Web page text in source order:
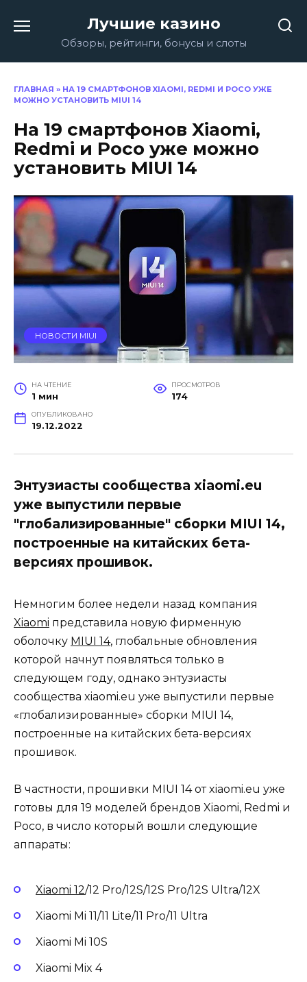
содержанию
Лучшие казино
Обзоры, рейтинги, бонусы и слоты
ГЛАВНАЯ » НА 19 СМАРТФОНОВ XIAOMI, REDMI И POCO УЖЕ
МОЖНО УСТАНОВИТЬ MIUI 14
На 19 смартфонов Xiaomi,
Redmi и Poco уже можно
установить MIUI 14
НОВОСТИ MIUI
НА ЧТЕНИЕ
1 мин
ПРОСМОТРОВ
174
ОПУБЛИКОВАНО
19.12.2022
Энтузиасты сообщества xiaomi.еu
уже выпустили первые
"глобализированные" сборки MIUI 14,
построенные на китайских бета-
версиях прошивок.
Немногим более недели назад компания
Xiaomi представила новую фирменную
оболочку MIUI 14, глобальные обновления
которой начнут появляться только в
следующем году, однако энтузиасты
сообщества xiaomi.еu уже выпустили первые
«глобализированные» сборки MIUI 14,
построенные на китайских бета-версиях
прошивок.
В частности, прошивки MIUI 14 от xiaomi.еu уже
готовы для 19 моделей брендов Xiaomi, Redmi и
Poco, в число который вошли следующие
аппараты:
Xiaomi 12/12 Pro/12S/12S Pro/12S Ultra/12X
Xiaomi Mi 11/11 Lite/11 Pro/11 Ultra
Xiaomi Mi 10S
Xiaomi Mix 4